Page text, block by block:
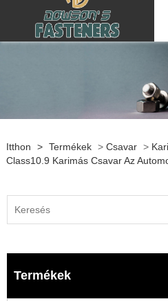
Itthon > Termékek > Csavar >
Class10.9 Karimás Csavar Az
Termékek